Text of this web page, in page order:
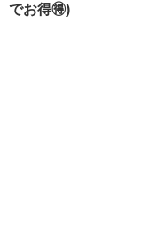
でお得🉐)